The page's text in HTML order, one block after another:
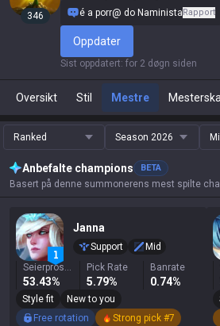
346
é a porr@ do NaministaRapport
Oppdater
Sist oppdatert: for 2 døgn siden
Oversikt Stil Mestre
Ranked Season 2026
Anbefalte champions BETA
Janna
Support
Mid
Seierprosent
53.43%
Pick Rate
5.79%
Banrate
0.74%
Style fit
New to you
Free rotation
Strong pick #7